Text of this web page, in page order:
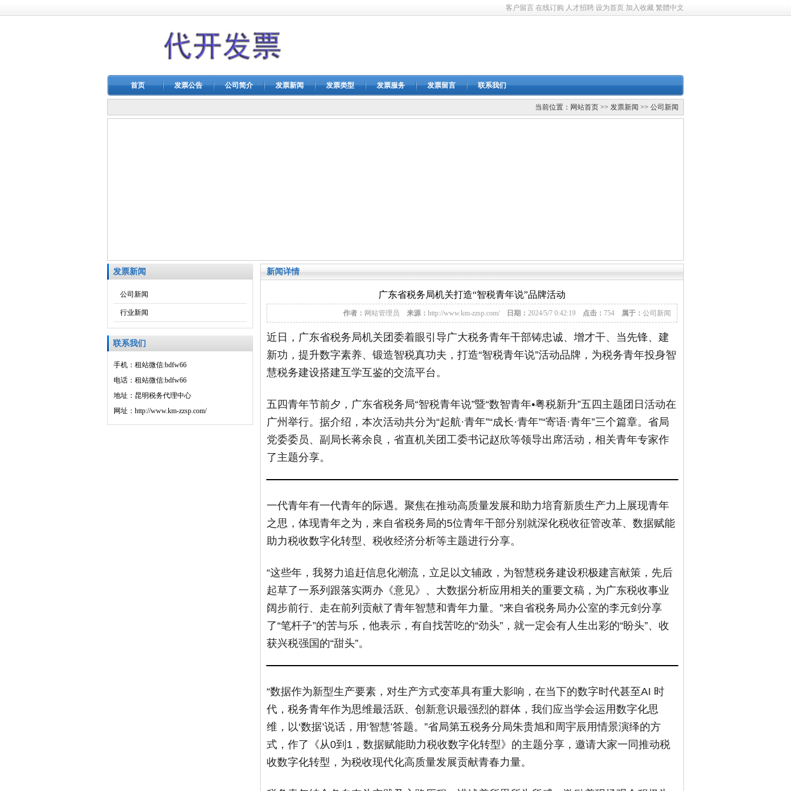
客户留言 在线订购 人才招聘 设为首页 加入收藏 繁體中文
首页 发票公告 公司简介 发票新闻 发票类型 发票服务 发票留言 联系我们
当前位置： 网站首页 >> 发票新闻 >> 公司新闻
发票新闻
公司新闻
行业新闻
联系我们
手机：租站微信:bdfw66
电话：租站微信:bdfw66
地址：昆明税务代理中心
网址：http://www.km-zzsp.com/
新闻详情
广东省税务局机关打造“智税青年说”品牌活动
作者： 网站管理员 来源： http://www.km-zzsp.com/ 日期： 2024/5/7 0:42:19 点击： 754 属于： 公司新闻
近日，广东省税务局机关团委着眼引导广大税务青年干部铸忠诚、增才干、当先锋、建
新功，提升数字素养、锻造智税真功夫，打造“智税青年说”活动品牌，为税务青年投身智
慧税务建设搭建互学互鉴的交流平台。
五四青年节前夕，广东省税务局“智税青年说”暨“数智青年•粤税新升”五四主题团日活动在
广州举行。据介绍，本次活动共分为“起航·青年”“成长·青年”“寄语·青年”三个篇章。省局
党委委员、副局长蒋余良，省直机关团工委书记赵欣等领导出席活动，相关青年专家作
了主题分享。
一代青年有一代青年的际遇。聚焦在推动高质量发展和助力培育新质生产力上展现青年
之思，体现青年之为，来自省税务局的5位青年干部分别就深化税收征管改革、数据赋能
助力税收数字化转型、税收经济分析等主题进行分享。
“这些年，我努力追赶信息化潮流，立足以文辅政，为智慧税务建设积极建言献策，先后
起草了一系列跟落实两办《意见》、大数据分析应用相关的重要文稿，为广东税收事业
阔步前行、走在前列贡献了青年智慧和青年力量。”来自省税务局办公室的李元剑分享
了“笔杆子”的苦与乐，他表示，有自找苦吃的“劲头”，就一定会有人生出彩的“盼头”、收
获兴税强国的“甜头”。
“数据作为新型生产要素，对生产方式变革具有重大影响，在当下的数字时代甚至AI 时
代，税务青年作为思维最活跃、创新意识最强烈的群体，我们应当学会运用数字化思
维，以‘数据’说话，用‘智慧’答题。”省局第五税务分局朱贵旭和周宇辰用情景演绎的方
式，作了《从0到1，数据赋能助力税收数字化转型》的主题分享，邀请大家一同推动税
收数字化转型，为税收现代化高质量发展贡献青春力量。